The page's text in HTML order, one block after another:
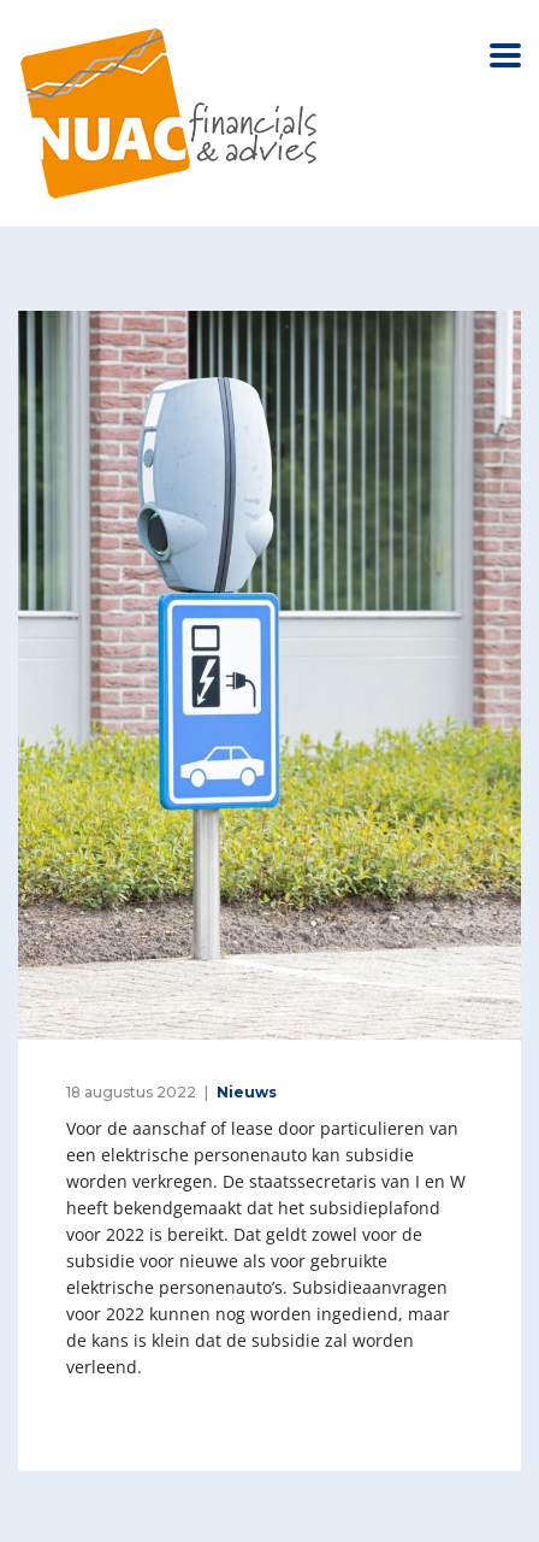
18 augustus 2022 Nieuws
Voor de aanschaf of lease door particulieren van
een elektrische personenauto kan subsidie
worden verkregen. De staatssecretaris van I en W
heeft bekendgemaakt dat het subsidieplafond
voor 2022 is bereikt. Dat geldt zowel voor de
subsidie voor nieuwe als voor gebruikte
elektrische personenauto’s. Subsidieaanvragen
voor 2022 kunnen nog worden ingediend, maar
de kans is klein dat de subsidie zal worden
verleend.